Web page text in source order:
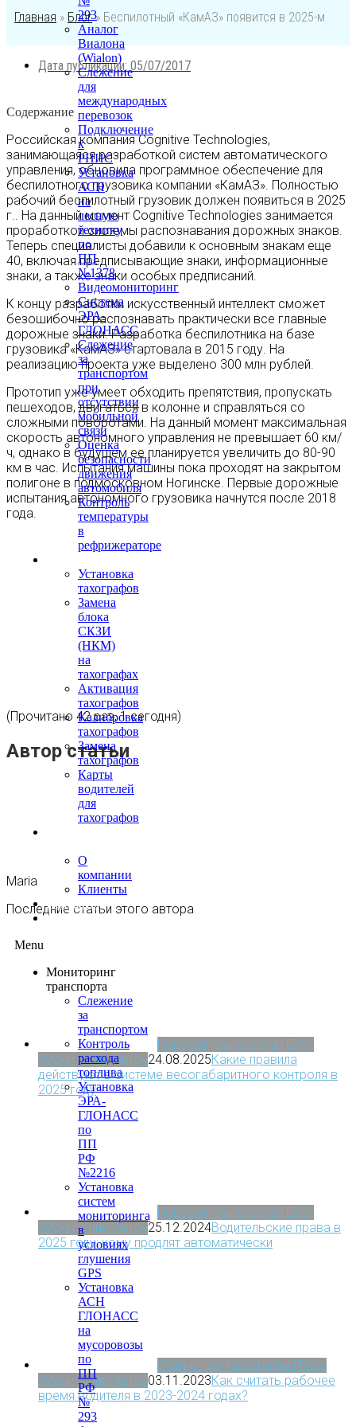
293
Аналог
Виалона
(Wialon)
Слежение
для
международных
перевозок
Подключение
к
РНИС
Установка
АСН
на
лесную
технику
по
ПП
№1378
Видеомониторинг
Система
ЭРА-
ГЛОНАСС
Слежение
за
транспортом
при
отсутствии
мобильной
связи
Оценка
безопасности
движения
автомобиля
Контроль
температуры
в
рефрижераторе
Установка
тахографов
Замена
блока
СКЗИ
(НКМ)
на
тахографах
Активация
тахографов
Калибровка
тахографов
Замена
тахографов
Карты
водителей
для
тахографов
О
компании
Клиенты
Контакты
Блог
Menu
Мониторинг
транспорта
Слежение
за
транспортом
Контроль
расхода
топлива
Установка
ЭРА-
ГЛОНАСС
по
ПП
РФ
№2216
Установка
систем
мониторинга
в
условиях
глушения
GPS
Установка
АСН
ГЛОНАСС
на
мусоровозы
по
ПП
РФ
№
293
Главная » Блог» Беспилотный «КамАЗ» появится в 2025-м
Дата публикации: 05/07/2017
Содержание
Российская компания Cognitive Technologies,
занимающаяся разработкой систем автоматического
управления, обновила программное обеспечение для
беспилотного грузовика компании «КамАЗ». Полностью
рабочий беспилотный грузовик должен появиться в 2025
г.. На данный момент Cognitive Technologies занимается
проработкой системы распознавания дорожных знаков.
Теперь специалисты добавили к основным знакам еще
40, включая предписывающие знаки, информационные
знаки, а также знаки особых предписаний.
К концу разработки искусственный интеллект сможет
безошибочно распознавать практически все главные
дорожные знаки. Разработка беспилотника на базе
грузовика «КамАЗ» стартовала в 2015 году. На
реализацию проекта уже выделено 300 млн рублей.
Прототип уже умеет обходить препятствия, пропускать
пешеходов, двигаться в колонне и справляться со
сложными поворотами. На данный момент максимальная
скорость автономного управления не превышает 60 км/
ч, однако в будущем ее планируется увеличить до 80-90
км в час. Испытания машины пока проходят на закрытом
полигоне в подмосковном Ногинске. Первые дорожные
испытания автономного грузовика начнутся после 2018
года.
(Прочитано 42 раз, 1 сегодня)
Автор статьи
Maria
Последние статьи этого автора
Новости транспорта | Блог
«МониторингАвто»24.08.2025Какие правила
действуют в системе весогабаритного контроля в
2025 году
Новости транспорта | Блог
«МониторингАвто»25.12.2024Водительские права в
2025 году: кому продлят автоматически
Статьи про тахографы | Блог
«МониторингАвто»03.11.2023Как считать рабочее
время водителя в 2023-2024 годах?